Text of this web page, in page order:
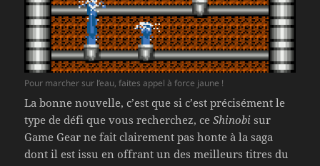
Pour marcher sur l’eau, faites appel à force jaune !
La bonne nouvelle, c’est que si c’est précisément le
type de défi que vous recherchez, ceShinobi sur
Game Gear ne fait clairement pas honte à la saga
dont il est issu en offrant un des meilleurs titres du